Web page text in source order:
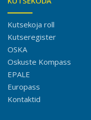
Kutsekoja roll
Kutseregister
OSKA
Oskuste Kompass
EPALE
Europass
Kontaktid